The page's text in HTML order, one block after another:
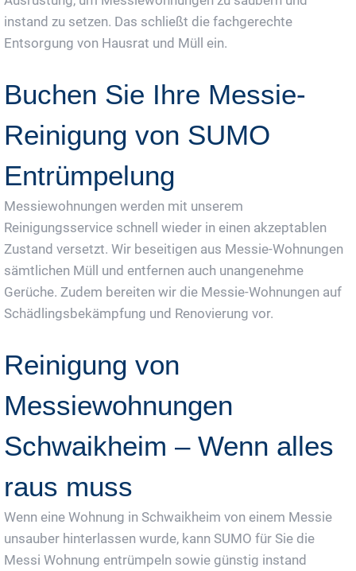
instand zu setzen. Das schließt die fachgerechte
Entsorgung von Hausrat und Müll ein.
Buchen Sie Ihre Messie-
Reinigung von SUMO
Entrümpelung
Messiewohnungen werden mit unserem
Reinigungsservice schnell wieder in einen akzeptablen
Zustand versetzt. Wir beseitigen aus Messie-Wohnungen
sämtlichen Müll und entfernen auch unangenehme
Gerüche. Zudem bereiten wir die Messie-Wohnungen auf
Schädlingsbekämpfung und Renovierung vor.
Reinigung von
Messiewohnungen
Schwaikheim – Wenn alles
raus muss
Wenn eine Wohnung in Schwaikheim von einem Messie
unsauber hinterlassen wurde, kann SUMO für Sie die
Messi Wohnung entrümpeln sowie günstig instand